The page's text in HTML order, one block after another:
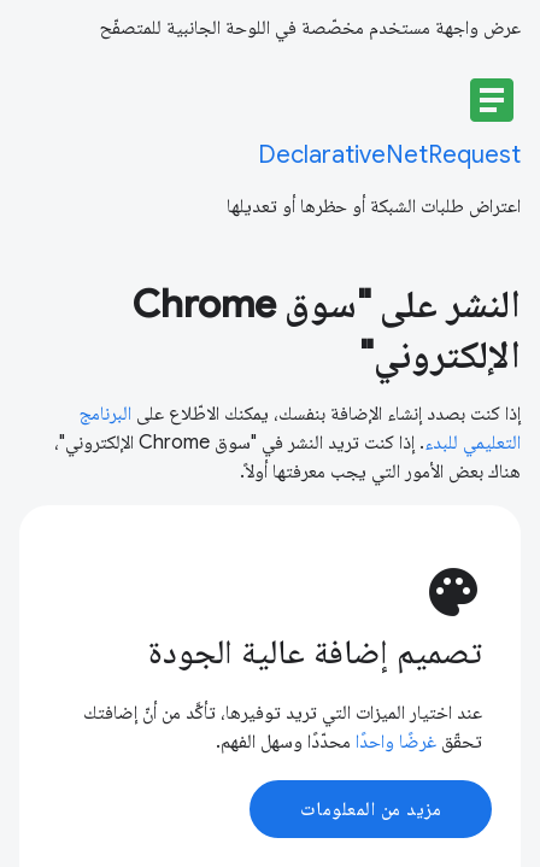
عرض واجهة مستخدم مخصّصة في اللوحة الجانبية للمتصفّح
article
DeclarativeNetRequest
اعتراض طلبات الشبكة أو حظرها أو تعديلها
النشر على "سوق Chrome
الإلكتروني"
إذا كنت بصدد إنشاء الإضافة بنفسك، يمكنك الاطّلاع على البرنامج
التعليمي للبدء
. إذا كنت تريد النشر في "سوق Chrome الإلكتروني"،
هناك بعض الأمور التي يجب معرفتها أولاً.
palette
تصميم إضافة عالية الجودة
عند اختيار الميزات التي تريد توفيرها، تأكَّد من أنّ إضافتك
تحقّق غرضًا واحدًا محدّدًا وسهل الفهم.
مزيد من المعلومات